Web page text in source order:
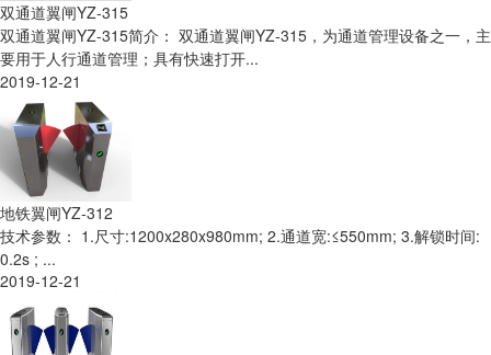
双通道翼闸YZ-315
双通道翼闸YZ-315简介： 双通道翼闸YZ-315，为通道管理设备之一，主
要用于人行通道管理；具有快速打开...
2019-12-21
地铁翼闸YZ-312
技术参数： 1.尺寸:1200x280x980mm; 2.通道宽:≤550mm; 3.解锁时间:
0.2s ; ...
2019-12-21